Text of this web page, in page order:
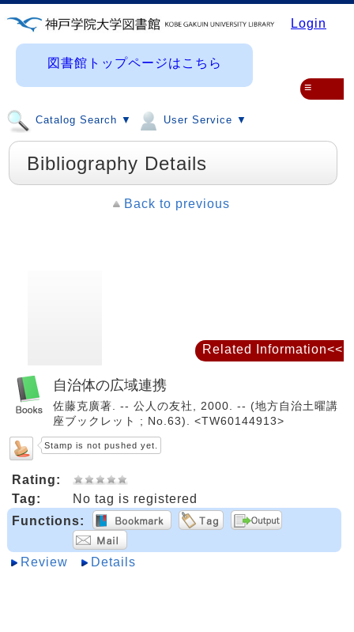
Login
図書館トップページはこちら
Catalog Search ▼ User Service ▼
≡
Bibliography Details
Back to previous
自治体の広域連携
佐藤克廣著. -- 公人の友社, 2000. -- (地方自治土曜講
座ブックレット ; No.63). <TW60144913>
Stamp is not pushed yet.
Rating:
Tag:
No tag is registered
Functions:
Review Details
Related Information<<